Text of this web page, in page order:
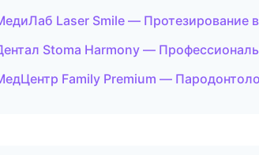
Laser Smile — Протезирование
Stoma Harmony —
Family Premium —